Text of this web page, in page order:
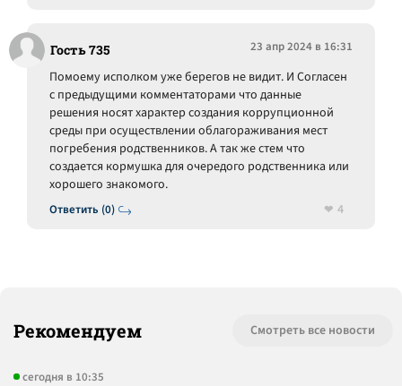
Гость 735 23 апр 2024 в 16:31
Ответить (0)
Помоему исполком уже берегов не видит. И Согласен
с предыдущими комментаторами что данные
решения носят характер создания коррупционной
среды при осуществлении облагораживания мест
погребения родственников. А так же стем что
создается кормушка для очередого родственника или
хорошего знакомого.
4
Рекомендуем Смотреть все новости
сегодня в 10:35